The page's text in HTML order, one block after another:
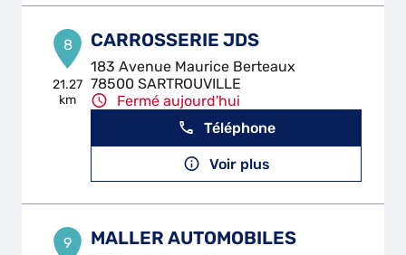
8
21.27
km
CARROSSERIE JDS
183 Avenue Maurice Berteaux
78500 SARTROUVILLE
Fermé aujourd'hui
Téléphone
Voir plus
9 MALLER AUTOMOBILES